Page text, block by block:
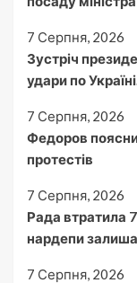
7 Серпня, 2026
Зустріч
удари по
7 Серпня, 2026
Федоров
протестів
7 Серпня, 2026
Рада втратила
нардепи
7 Серпня, 2026